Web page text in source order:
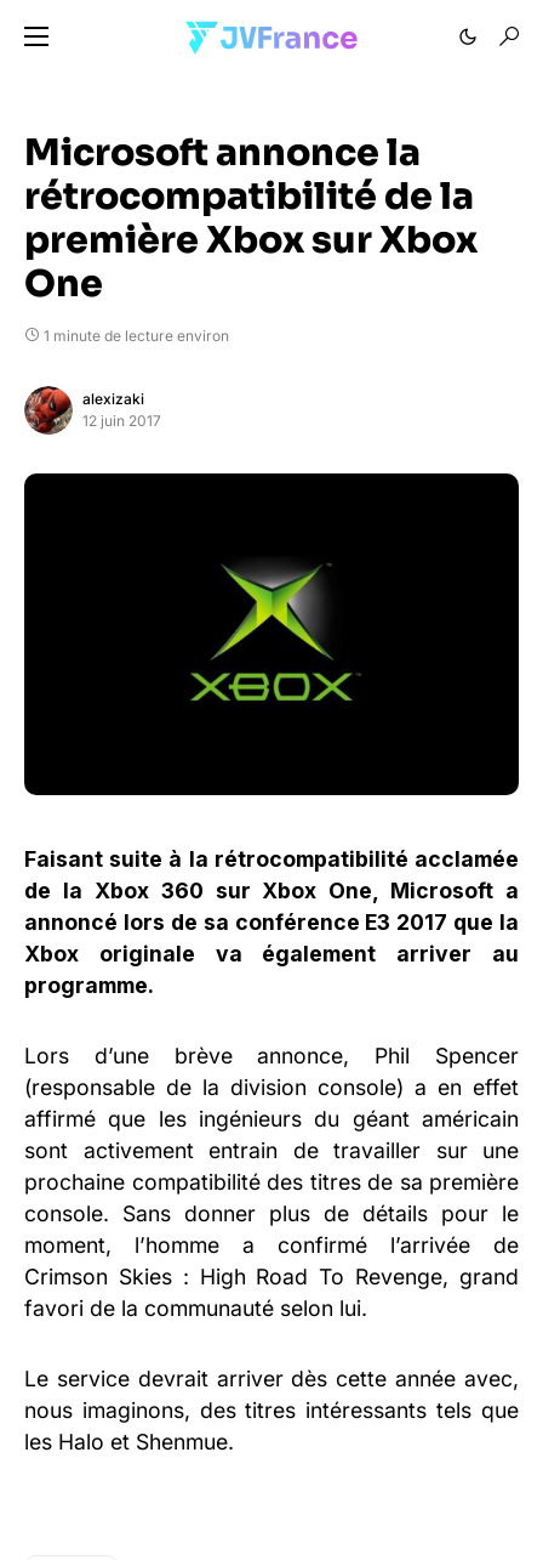
Microsoft annonce la
rétrocompatibilité de la
première Xbox sur Xbox
One
1 minute de lecture environ
alexizaki
12 juin 2017
Faisant suite à la rétrocompatibilité acclamée
de la Xbox 360 sur Xbox One, Microsoft a
annoncé lors de sa conférence E3 2017 que la
Xbox originale va également arriver au
programme.
Lors d’une brève annonce, Phil Spencer
(responsable de la division console) a en effet
affirmé que les ingénieurs du géant américain
sont activement entrain de travailler sur une
prochaine compatibilité des titres de sa première
console. Sans donner plus de détails pour le
moment, l’homme a confirmé l’arrivée de
Crimson Skies : High Road To Revenge, grand
favori de la communauté selon lui.
Le service devrait arriver dès cette année avec,
nous imaginons, des titres intéressants tels que
les Halo et Shenmue.